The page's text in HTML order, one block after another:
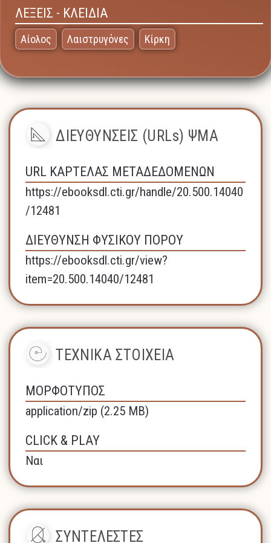
ΛΕΞΕΙΣ - ΚΛΕΙΔΙΑ
Αίολος Λαιστρυγόνες Κίρκη
ΔΙΕΥΘΥΝΣΕΙΣ (URLs) ΨΜΑ
URL ΚΑΡΤΕΛΑΣ ΜΕΤΑΔΕΔΟΜΕΝΩΝ
https://ebooksdl.cti.gr/handle/20.500.14040
/12481
ΔΙΕΥΘΥΝΣΗ ΦΥΣΙΚΟΥ ΠΟΡΟΥ
https://ebooksdl.cti.gr/view?
item=20.500.14040/12481
ΤΕΧΝΙΚΑ ΣΤΟΙΧΕΙΑ
ΜΟΡΦΟΤΥΠΟΣ
application/zip (2.25 MB)
CLICK & PLAY
Ναι
ΣΥΝΤΕΛΕΣΤΕΣ